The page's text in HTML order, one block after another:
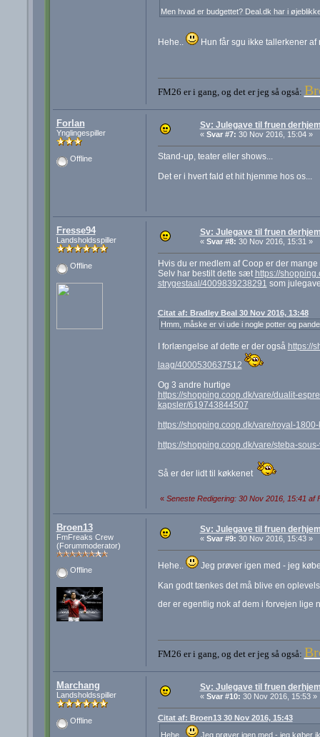
Men hvad er budgettet? Deal.dk har i
Hehe.. Hun får sgu ikke tallerkener af
FM26 er i gang, og det er jeg så også:
Forlan
Ynglingespiller
Offline
Sv: Julegave til fruen
« Svar #7: 30 Nov 2016, 15:04 »
Stand-up, teater eller shows...
Det er i hvert fald et hit hjemme hos os...
Fresse94
Landsholdsspiller
Offline
Sv: Julegave til fruen
« Svar #8: 30 Nov 2016, 15:31 »
Hvis du er medlem af Coop er der
Selv har bestilt dette sæt https://
strygestaal/4009839238291 som
Citat af: Bradley Beal 30 Nov 2016, 13:48
Hmm, måske er vi ude i nogle potter og
I forlængelse af dette er der også https://
laag/4000530637512
Og 3 andre hurtige
https://shopping.coop.dk/vare/dualit-
kapsler/619743844507
https://shopping.coop.dk/vare/royal-
https://shopping.coop.dk/vare/steba-
Så er der lidt til køkkenet
« Seneste Redigering: 30 Nov 2016, 15:41 af
Broen13
FmFreaks Crew
(Forummoderator)
Offline
Sv: Julegave til fruen
« Svar #9: 30 Nov 2016, 15:43 »
Hehe..
Jeg prøver igen med - jeg
Kan godt tænkes det må blive en
der er egentlig nok af dem i forvejen lige
FM26 er i gang, og det er jeg så også:
Marchang
Landsholdsspiller
Offline
Sv: Julegave til fruen
« Svar #10: 30 Nov 2016, 15:53 »
Citat af: Broen13 30 Nov 2016, 15:43
Hehe..
Jeg prøver igen med - jeg køber